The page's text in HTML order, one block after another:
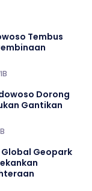
Tembus
Dorong
Gantikan
Global Geopark